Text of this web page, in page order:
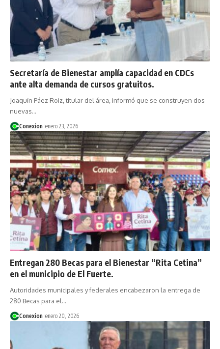
Secretaría de Bienestar amplía capacidad en CDCs
ante alta demanda de cursos gratuitos.
Joaquín Páez Roiz, titular del área, informó que se construyen dos
nuevas…
Conexion enero 23, 2026
Entregan 280 Becas para el Bienestar “Rita Cetina”
en el municipio de El Fuerte.
Autoridades municipales y federales encabezaron la entrega de
280 Becas para el…
Conexion enero 20, 2026